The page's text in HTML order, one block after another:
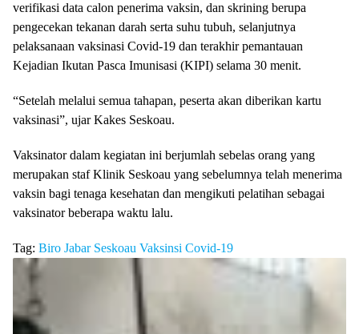
verifikasi data calon penerima vaksin, dan skrining berupa
pengecekan tekanan darah serta suhu tubuh, selanjutnya
pelaksanaan vaksinasi Covid-19 dan terakhir pemantauan
Kejadian Ikutan Pasca Imunisasi (KIPI) selama 30 menit.
“Setelah melalui semua tahapan, peserta akan diberikan kartu
vaksinasi”, ujar Kakes Seskoau.
Vaksinator dalam kegiatan ini berjumlah sebelas orang yang
merupakan staf Klinik Seskoau yang sebelumnya telah menerima
vaksin bagi tenaga kesehatan dan mengikuti pelatihan sebagai
vaksinator beberapa waktu lalu.
Tag: Biro Jabar Seskoau Vaksinsi Covid-19